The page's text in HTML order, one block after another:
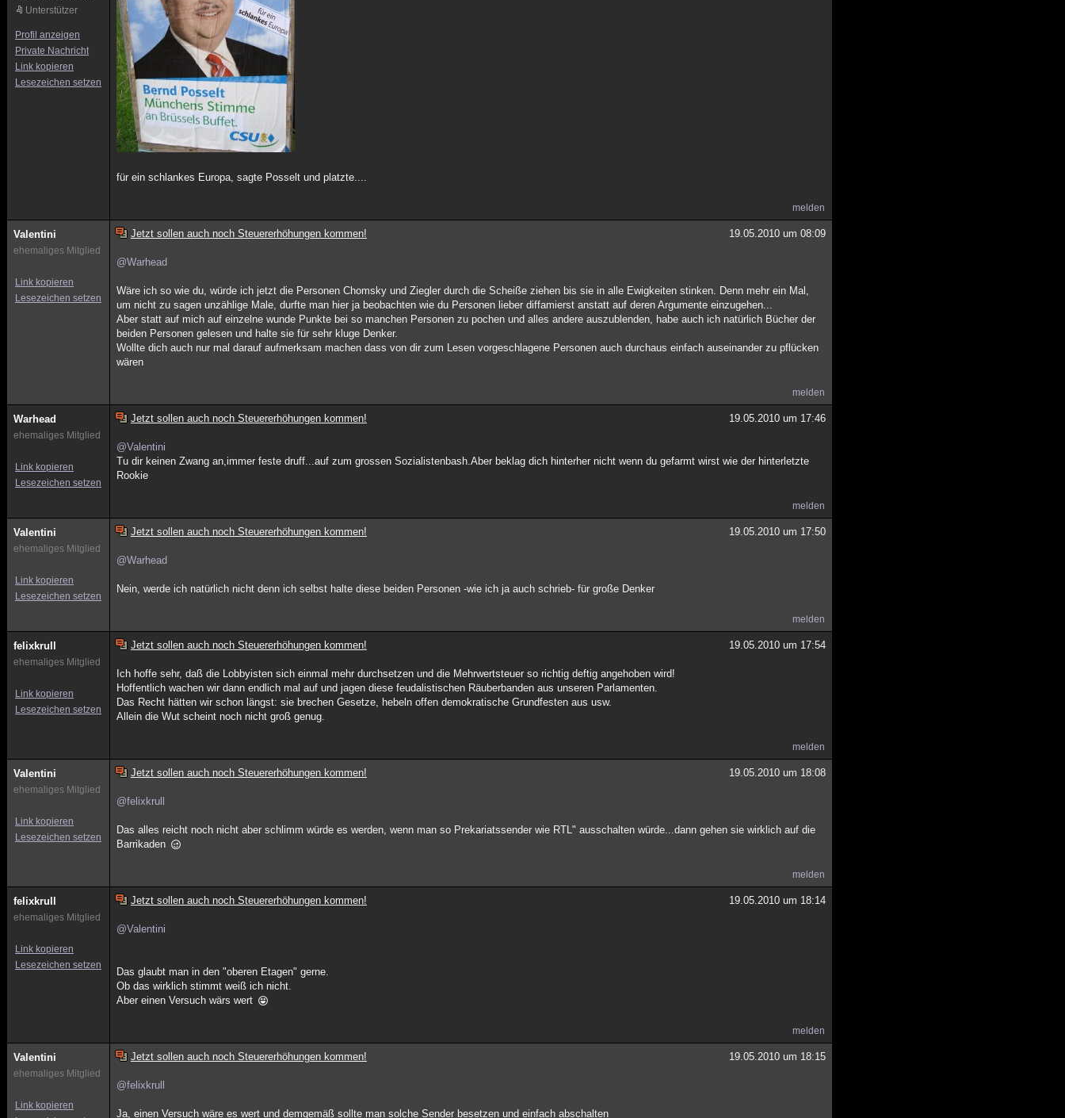
Unterstützer
Profil anzeigen
Private Nachricht
Link kopieren
Lesezeichen setzen
für ein schlankes Europa, sagte Posselt und platzte....
melden
Valentini
ehemaliges Mitglied
Link kopieren
Lesezeichen setzen
Jetzt sollen auch noch Steuererhöhungen kommen! 19.05.2010 um 08:09
@Warhead
Wäre ich so wie du, würde ich jetzt die Personen Chomsky und Ziegler durch die Scheiße ziehen bis sie in alle Ewigkeiten stinken. Denn mehr ein Mal,
um nicht zu sagen unzählige Male, durfte man hier ja beobachten wie du Personen lieber diffamierst anstatt auf deren Argumente einzugehen...
Aber statt auf mich auf einzelne wunde Punkte bei so manchen Personen zu pochen und alles andere auszublenden, habe auch ich natürlich Bücher der
beiden Personen gelesen und halte sie für sehr kluge Denker.
Wollte dich auch nur mal darauf aufmerksam machen dass von dir zum Lesen vorgeschlagene Personen auch durchaus einfach auseinander zu pflücken
wären
melden
Warhead
ehemaliges Mitglied
Link kopieren
Lesezeichen setzen
Jetzt sollen auch noch Steuererhöhungen kommen! 19.05.2010 um 17:46
@Valentini
Tu dir keinen Zwang an,immer feste druff...auf zum grossen Sozialistenbash.Aber beklag dich hinterher nicht wenn du gefarmt wirst wie der hinterletzte
Rookie
melden
Valentini
ehemaliges Mitglied
Link kopieren
Lesezeichen setzen
Jetzt sollen auch noch Steuererhöhungen kommen! 19.05.2010 um 17:50
@Warhead
Nein, werde ich natürlich nicht denn ich selbst halte diese beiden Personen -wie ich ja auch schrieb- für große Denker
melden
felixkrull
ehemaliges Mitglied
Link kopieren
Lesezeichen setzen
Jetzt sollen auch noch Steuererhöhungen kommen! 19.05.2010 um 17:54
Ich hoffe sehr, daß die Lobbyisten sich einmal mehr durchsetzen und die Mehrwertsteuer so richtig deftig angehoben wird!
Hoffentlich wachen wir dann endlich mal auf und jagen diese feudalistischen Räuberbanden aus unseren Parlamenten.
Das Recht hätten wir schon längst: sie brechen Gesetze, hebeln offen demokratische Grundfesten aus usw.
Allein die Wut scheint noch nicht groß genug.
melden
Valentini
ehemaliges Mitglied
Link kopieren
Lesezeichen setzen
Jetzt sollen auch noch Steuererhöhungen kommen! 19.05.2010 um 18:08
@felixkrull
Das alles reicht noch nicht aber schlimm würde es werden, wenn man so Prekariatssender wie RTL" ausschalten würde...dann gehen sie wirklich auf die
Barrikaden
melden
felixkrull
ehemaliges Mitglied
Link kopieren
Lesezeichen setzen
Jetzt sollen auch noch Steuererhöhungen kommen! 19.05.2010 um 18:14
@Valentini
Das glaubt man in den "oberen Etagen" gerne.
Ob das wirklich stimmt weiß ich nicht.
Aber einen Versuch wärs wert
melden
Valentini
ehemaliges Mitglied
Link kopieren
Jetzt sollen auch noch Steuererhöhungen kommen! 19.05.2010 um 18:15
@felixkrull
Ja, einen Versuch wäre es wert und demgemäß sollte man solche Sender besetzen und einfach abschalten